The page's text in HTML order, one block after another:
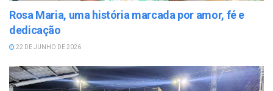
Rosa Maria, uma história marcada por amor, fé e
dedicação
22 DE JUNHO DE 2026